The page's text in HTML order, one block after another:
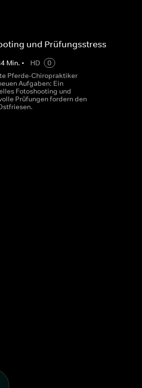
und Prüfungsstress
Min. • HD
0
Pferde-Chiropraktiker
Aufgaben: Ein
Fotoshooting und
Prüfungen fordern den